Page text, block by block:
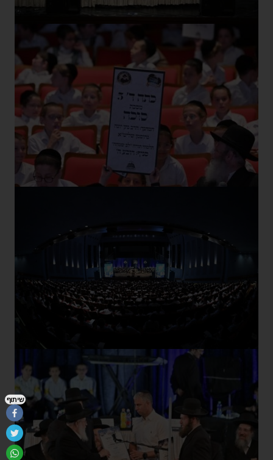
שיתוף